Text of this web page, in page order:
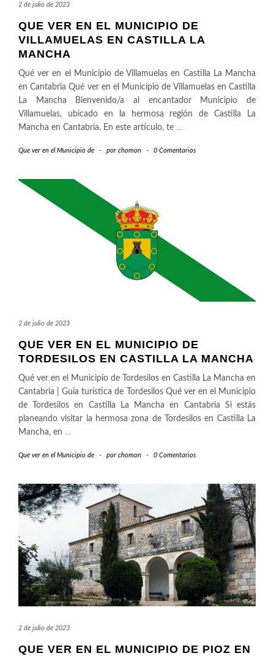
2 de julio de 2023
QUE VER EN EL MUNICIPIO DE
VILLAMUELAS EN CASTILLA LA
MANCHA
Qué ver en el Municipio de Villamuelas en Castilla La Mancha
en Cantabria Qué ver en el Municipio de Villamuelas en Castilla
La Mancha Bienvenido/a al encantador Municipio de
Villamuelas, ubicado en la hermosa región de Castilla La
Mancha en Cantabria. En este artículo, te …
Que ver en el Municipio de - por chomon - 0 Comentarios
2 de julio de 2023
QUE VER EN EL MUNICIPIO DE
TORDESILOS EN CASTILLA LA MANCHA
Qué ver en el Municipio de Tordesilos en Castilla La Mancha en
Cantabria | Guía turística de Tordesilos Qué ver en el Municipio
de Tordesilos en Castilla La Mancha en Cantabria Si estás
planeando visitar la hermosa zona de Tordesilos en Castilla La
Mancha, en …
Que ver en el Municipio de - por chomon - 0 Comentarios
2 de julio de 2023
QUE VER EN EL MUNICIPIO DE PIOZ EN